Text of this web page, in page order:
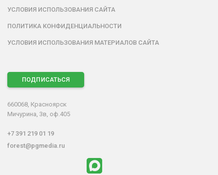
УСЛОВИЯ ИСПОЛЬЗОВАНИЯ САЙТА
ПОЛИТИКА КОНФИДЕНЦИАЛЬНОСТИ
УСЛОВИЯ ИСПОЛЬЗОВАНИЯ МАТЕРИАЛОВ САЙТА
ПОДПИСАТЬСЯ
660068, Красноярск
Мичурина, 3в, оф.405
+7 391 219 01 19
forest@pgmedia.ru